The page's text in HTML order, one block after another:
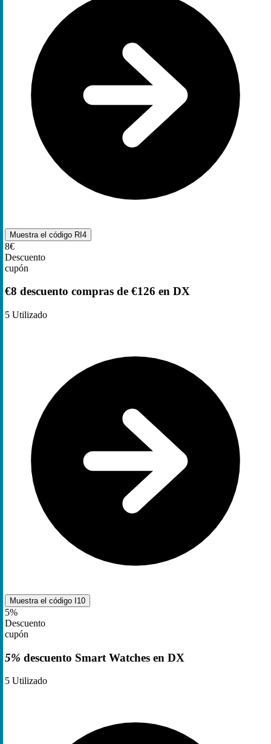
Muestra el código RI4
8€
Descuento
cupón
€8 descuento compras de €126 en DX
5 Utilizado
Muestra el código I10
5%
Descuento
cupón
5% descuento Smart Watches en DX
5 Utilizado